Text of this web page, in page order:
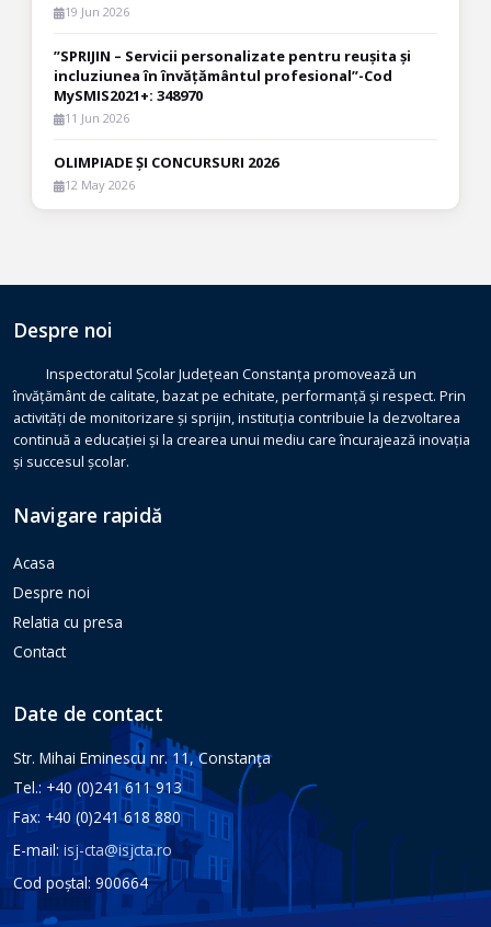
19 Jun 2026
”SPRIJIN – Servicii personalizate pentru reușita și
incluziunea în învățământul profesional”-Cod
MySMIS2021+: 348970
11 Jun 2026
OLIMPIADE ȘI CONCURSURI 2026
12 May 2026
Despre noi
Inspectoratul Școlar Județean Constanța promovează un
învățământ de calitate, bazat pe echitate, performanță și respect. Prin
activități de monitorizare și sprijin, instituția contribuie la dezvoltarea
continuă a educației și la crearea unui mediu care încurajează inovația
și succesul școlar.
Navigare rapidă
Acasa
Despre noi
Relatia cu presa
Contact
Date de contact
Str. Mihai Eminescu nr. 11, Constanţa
Tel.: +40 (0)241 611 913
Fax: +40 (0)241 618 880
E-mail:isj-cta@isjcta.ro
Cod poștal: 900664